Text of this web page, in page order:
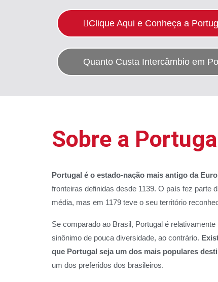
Clique Aqui e Conheça a
Quanto Custa Intercâmbio em
Sobre a
Portugal é o estado-nação mais antigo da
fronteiras definidas desde 1139. O país fez parte
média, mas em 1179 teve o seu território
Se comparado ao Brasil, Portugal é
sinônimo de pouca diversidade, ao contrário.
que Portugal seja um dos mais populares
um dos preferidos dos brasileiros.